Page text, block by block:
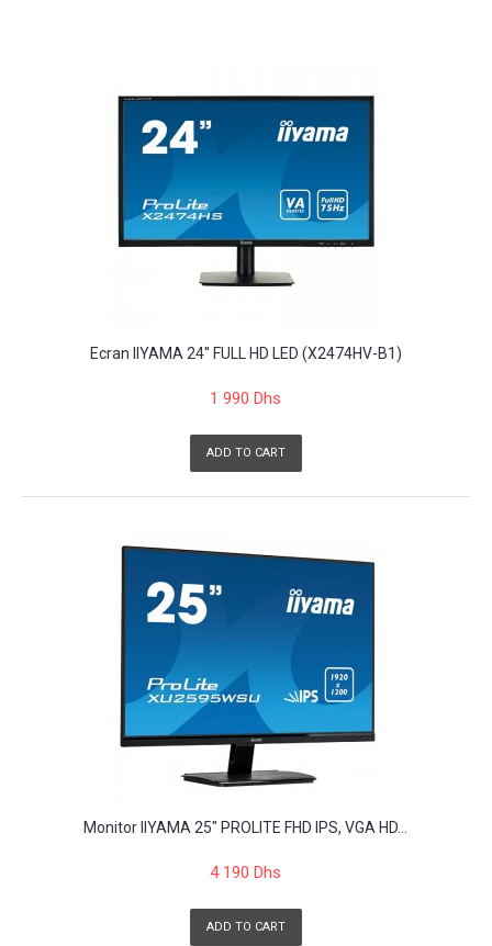
Ecran IIYAMA 24'' FULL HD LED (X2474HV-B1)
1 990 Dhs
ADD TO CART
Monitor IIYAMA 25" PROLITE FHD IPS, VGA HD...
4 190 Dhs
ADD TO CART